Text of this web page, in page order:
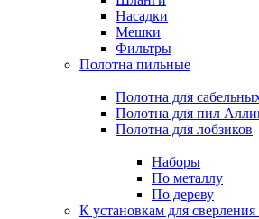
Насадки
Мешки
Фильтры
Полотна пильные
Полотна для
Полотна для пил
Полотна для лобзиков
Наборы
По металлу
По дереву
К установкам для сверления